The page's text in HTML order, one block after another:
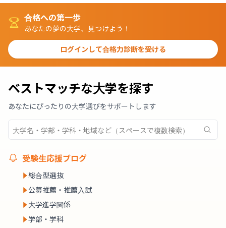
合格への第一歩
あなたの夢の大学、見つけよう！
ログインして合格力診断を受ける
ベストマッチな大学を探す
あなたにぴったりの大学選びをサポートします
受験生応援ブログ
総合型選抜
公募推薦・推薦入試
大学進学関係
学部・学科